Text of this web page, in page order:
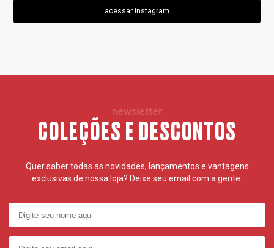
acessar instagram
newsletter
COLEÇÕES E DESCONTOS
Quer saber todas as novidades, lançamentos e vantagens
exclusivas de nossa loja? Deixe seu email com a gente.